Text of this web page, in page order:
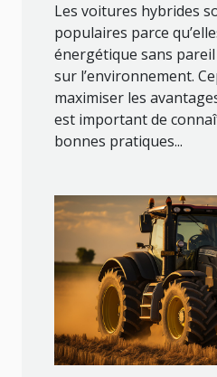
Les voitures hybrides
populaires parce
énergétique sans
sur l’environnement.
maximiser les
est important de
bonnes pratiques...